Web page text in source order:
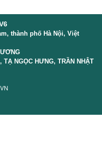
thành phố Hà Nội, Việt
NGỌC HƯNG, TRẦN NHẬT